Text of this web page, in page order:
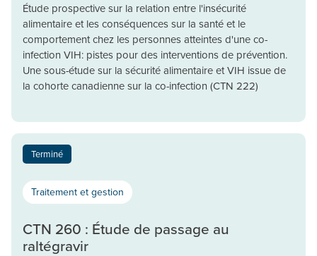
Étude prospective sur la relation entre l'insécurité
alimentaire et les conséquences sur la santé et le
comportement chez les personnes atteintes d'une co-
infection VIH: pistes pour des interventions de prévention.
Une sous-étude sur la sécurité alimentaire et VIH issue de
la cohorte canadienne sur la co-infection (CTN 222)
Terminé
Traitement et gestion
CTN 260 : Étude de passage au
raltégravir